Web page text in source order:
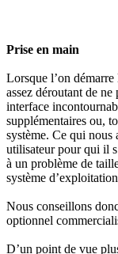
Prise en main
Lorsque l’on
assez déroutant de
interface
supplémentaires ou,
système. Ce qui nous
utilisateur pour qui il
à un problème de
système
Nous conseillons
optionnel
D’un point de vue